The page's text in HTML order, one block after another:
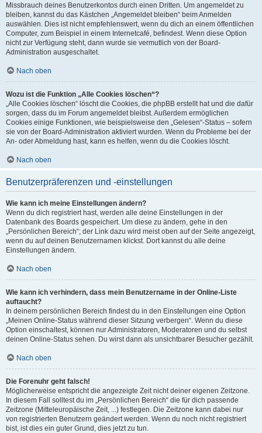
Missbrauch deines Benutzerkontos durch einen Dritten. Um angemeldet zu
bleiben, kannst du das Kästchen „Angemeldet bleiben“ beim Anmelden
auswählen. Dies ist nicht empfehlenswert, wenn du dich an einem öffentlichen
Computer, zum Beispiel in einem Internetcafé, befindest. Wenn diese Option
nicht zur Verfügung steht, dann wurde sie vermutlich von der Board-
Administration ausgeschaltet.
Nach oben
Wozu ist die Funktion „Alle Cookies löschen“?
„Alle Cookies löschen“ löscht die Cookies, die phpBB erstellt hat und die dafür
sorgen, dass du im Forum angemeldet bleibst. Außerdem ermöglichen
Cookies einige Funktionen, wie beispielsweise den „Gelesen“-Status – sofern
sie von der Board-Administration aktiviert wurden. Wenn du Probleme bei der
An- oder Abmeldung hast, kann es helfen, wenn du die Cookies löscht.
Nach oben
Benutzerpräferenzen und -einstellungen
Wie kann ich meine Einstellungen ändern?
Wenn du dich registriert hast, werden alle deine Einstellungen in der
Datenbank des Boards gespeichert. Um diese zu ändern, gehe in den
„Persönlichen Bereich“; der Link dazu wird meist oben auf der Seite angezeigt,
wenn du auf deinen Benutzernamen klickst. Dort kannst du alle deine
Einstellungen ändern.
Nach oben
Wie kann ich verhindern, dass mein Benutzername in der Online-Liste
auftaucht?
In deinem persönlichen Bereich findest du in den Einstellungen eine Option
„Meinen Online-Status während dieser Sitzung verbergen“. Wenn du diese
Option einschaltest, können nur Administratoren, Moderatoren und du selbst
deinen Online-Status sehen. Du wirst dann als unsichtbarer Besucher gezählt.
Nach oben
Die Forenuhr geht falsch!
Möglicherweise entspricht die angezeigte Zeit nicht deiner eigenen Zeitzone.
In diesem Fall solltest du im „Persönlichen Bereich“ die für dich passende
Zeitzone (Mitteleuropäische Zeit, ...) festlegen. Die Zeitzone kann dabei nur
von registrierten Benutzern geändert werden. Wenn du noch nicht registriert
bist, ist dies ein guter Grund, dies jetzt zu tun.